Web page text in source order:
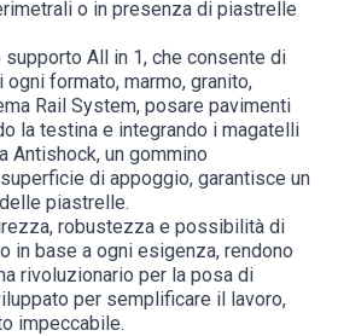
o in presenza di piastrelle
All in 1, che consente di
formato, marmo, granito,
Rail System, posare pavimenti
la testina e integrando i magatelli
Antishock, un gommino
di appoggio, garantisce un
piastrelle.
robustezza e possibilità di
in base a ogni esigenza, rendono
rivoluzionario per la posa di
per semplificare il lavoro,
impeccabile.